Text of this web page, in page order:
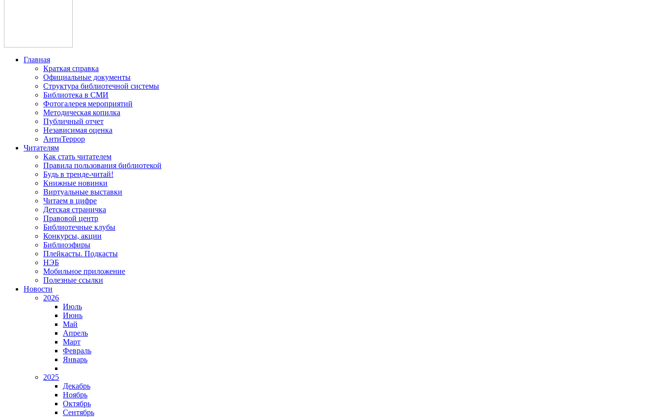
Главная
Краткая справка
Официальные документы
Структура библиотечной системы
Библиотека в СМИ
Фотогалерея мероприятий
Методическая копилка
Публичный отчет
Независимая оценка
АнтиТеррор
Читателям
Как стать читателем
Правила пользования библиотекой
Будь в тренде-читай!
Книжные новинки
Виртуальные выставки
Читаем в цифре
Детская страничка
Правовой центр
Библиотечные клубы
Конкурсы, акции
Библиоэфиры
Плейкасты. Подкасты
НЭБ
Мобильное приложение
Полезные ссылки
Новости
2026
Июль
Июнь
Май
Апрель
Март
Февраль
Январь
2025
Декабрь
Ноябрь
Октябрь
Сентябрь